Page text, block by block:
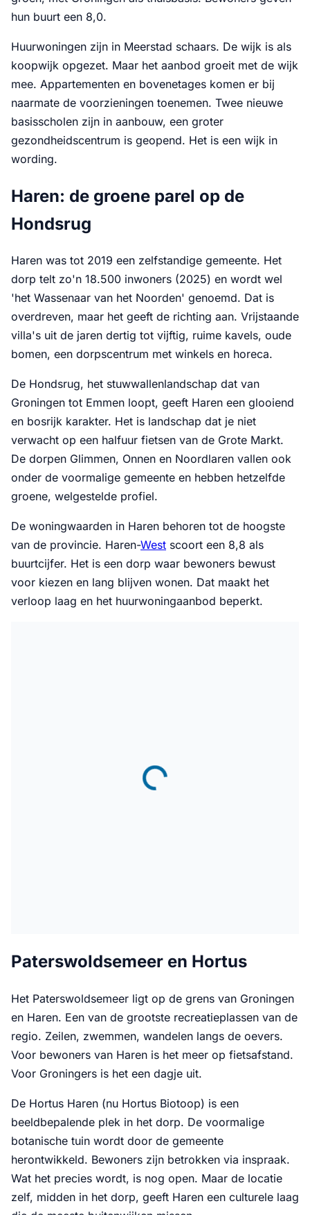
hun buurt een 8,0.
Huurwoningen zijn in Meerstad schaars. De wijk is als
koopwijk opgezet. Maar het aanbod groeit met de wijk
mee. Appartementen en bovenetages komen er bij
naarmate de voorzieningen toenemen. Twee nieuwe
basisscholen zijn in aanbouw, een groter
gezondheidscentrum is geopend. Het is een wijk in
wording.
Haren: de groene parel op de
Hondsrug
Haren was tot 2019 een zelfstandige gemeente. Het
dorp telt zo'n 18.500 inwoners (2025) en wordt wel
'het Wassenaar van het Noorden' genoemd. Dat is
overdreven, maar het geeft de richting aan. Vrijstaande
villa's uit de jaren dertig tot vijftig, ruime kavels, oude
bomen, een dorpscentrum met winkels en horeca.
De Hondsrug, het stuwwallenlandschap dat van
Groningen tot Emmen loopt, geeft Haren een glooiend
en bosrijk karakter. Het is landschap dat je niet
verwacht op een halfuur fietsen van de Grote Markt.
De dorpen Glimmen, Onnen en Noordlaren vallen ook
onder de voormalige gemeente en hebben hetzelfde
groene, welgestelde profiel.
De woningwaarden in Haren behoren tot de hoogste
van de provincie. Haren-West scoort een 8,8 als
buurtcijfer. Het is een dorp waar bewoners bewust
voor kiezen en lang blijven wonen. Dat maakt het
verloop laag en het huurwoningaanbod beperkt.
Paterswoldsemeer en Hortus
Het Paterswoldsemeer ligt op de grens van Groningen
en Haren. Een van de grootste recreatieplassen van de
regio. Zeilen, zwemmen, wandelen langs de oevers.
Voor bewoners van Haren is het meer op fietsafstand.
Voor Groningers is het een dagje uit.
De Hortus Haren (nu Hortus Biotoop) is een
beeldbepalende plek in het dorp. De voormalige
botanische tuin wordt door de gemeente
herontwikkeld. Bewoners zijn betrokken via inspraak.
Wat het precies wordt, is nog open. Maar de locatie
zelf, midden in het dorp, geeft Haren een culturele laag